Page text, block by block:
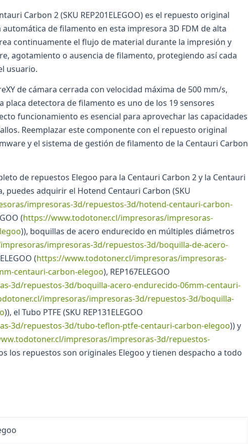
Carbon 2 (SKU REP201ELEGOO) es el repuesto original
de filamento en esta impresora 3D FDM de alta
continuamente el flujo de material durante la impresión y
agotamiento o ausencia de filamento, protegiendo así cada
usuario.
de cámara cerrada con velocidad máxima de 500 mm/s,
detectora de filamento es uno de los 19 sensores
funcionamiento es esencial para aprovechar las capacidades
Reemplazar este componente con el repuesto original
y el sistema de gestión de filamento de la Centauri Carbon
de repuestos Elegoo para la Centauri Carbon 2 y la Centauri
puedes adquirir el Hotend Centauri Carbon (SKU
impresoras-3d/repuestos-3d/hotend-centauri-carbon-
(https://www.todotoner.cl/impresoras/impresoras-
)), boquillas de acero endurecido en múltiples diámetros
impresoras-3d/repuestos-3d/boquilla-de-acero-
(https://www.todotoner.cl/impresoras/impresoras-
centauri-carbon-elegoo), REP167ELEGOO
3d/repuestos-3d/boquilla-acero-endurecido-06mm-centauri-
impresoras/impresoras-3d/repuestos-3d/boquilla-
)), el Tubo PTFE (SKU REP131ELEGOO
3d/repuestos-3d/tubo-teflon-ptfe-centauri-carbon-elegoo)) y
impresoras/impresoras-3d/repuestos-
los repuestos son originales Elegoo y tienen despacho a todo